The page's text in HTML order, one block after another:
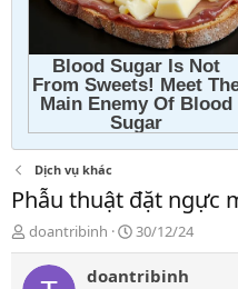
Dịch vụ khác
Phẫu thuật đặt ngực
T
h
r
doantribinh
N
g
à
30/12/24
doantribinh